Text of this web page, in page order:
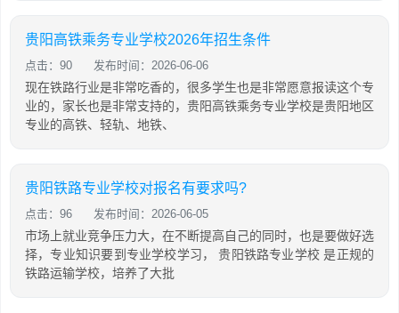
贵阳高铁乘务专业学校2026年招生条件
点击：90 发布时间：2026-06-06
现在铁路行业是非常吃香的，很多学生也是非常愿意报读这个专
业的，家长也是非常支持的，贵阳高铁乘务专业学校是贵阳地区
专业的高铁、轻轨、地铁、
贵阳铁路专业学校对报名有要求吗?
点击：96 发布时间：2026-06-05
市场上就业竞争压力大，在不断提高自己的同时，也是要做好选
择，专业知识要到专业学校学习， 贵阳铁路专业学校 是正规的
铁路运输学校，培养了大批